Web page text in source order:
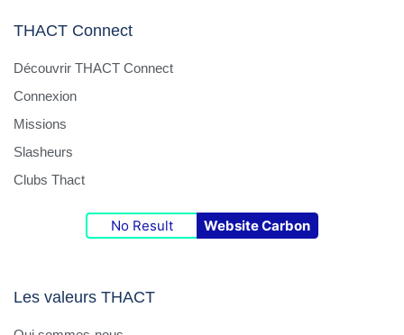
THACT Connect
Découvrir THACT Connect
Connexion
Missions
Slasheurs
Clubs Thact
No Result Website Carbon
Les valeurs THACT